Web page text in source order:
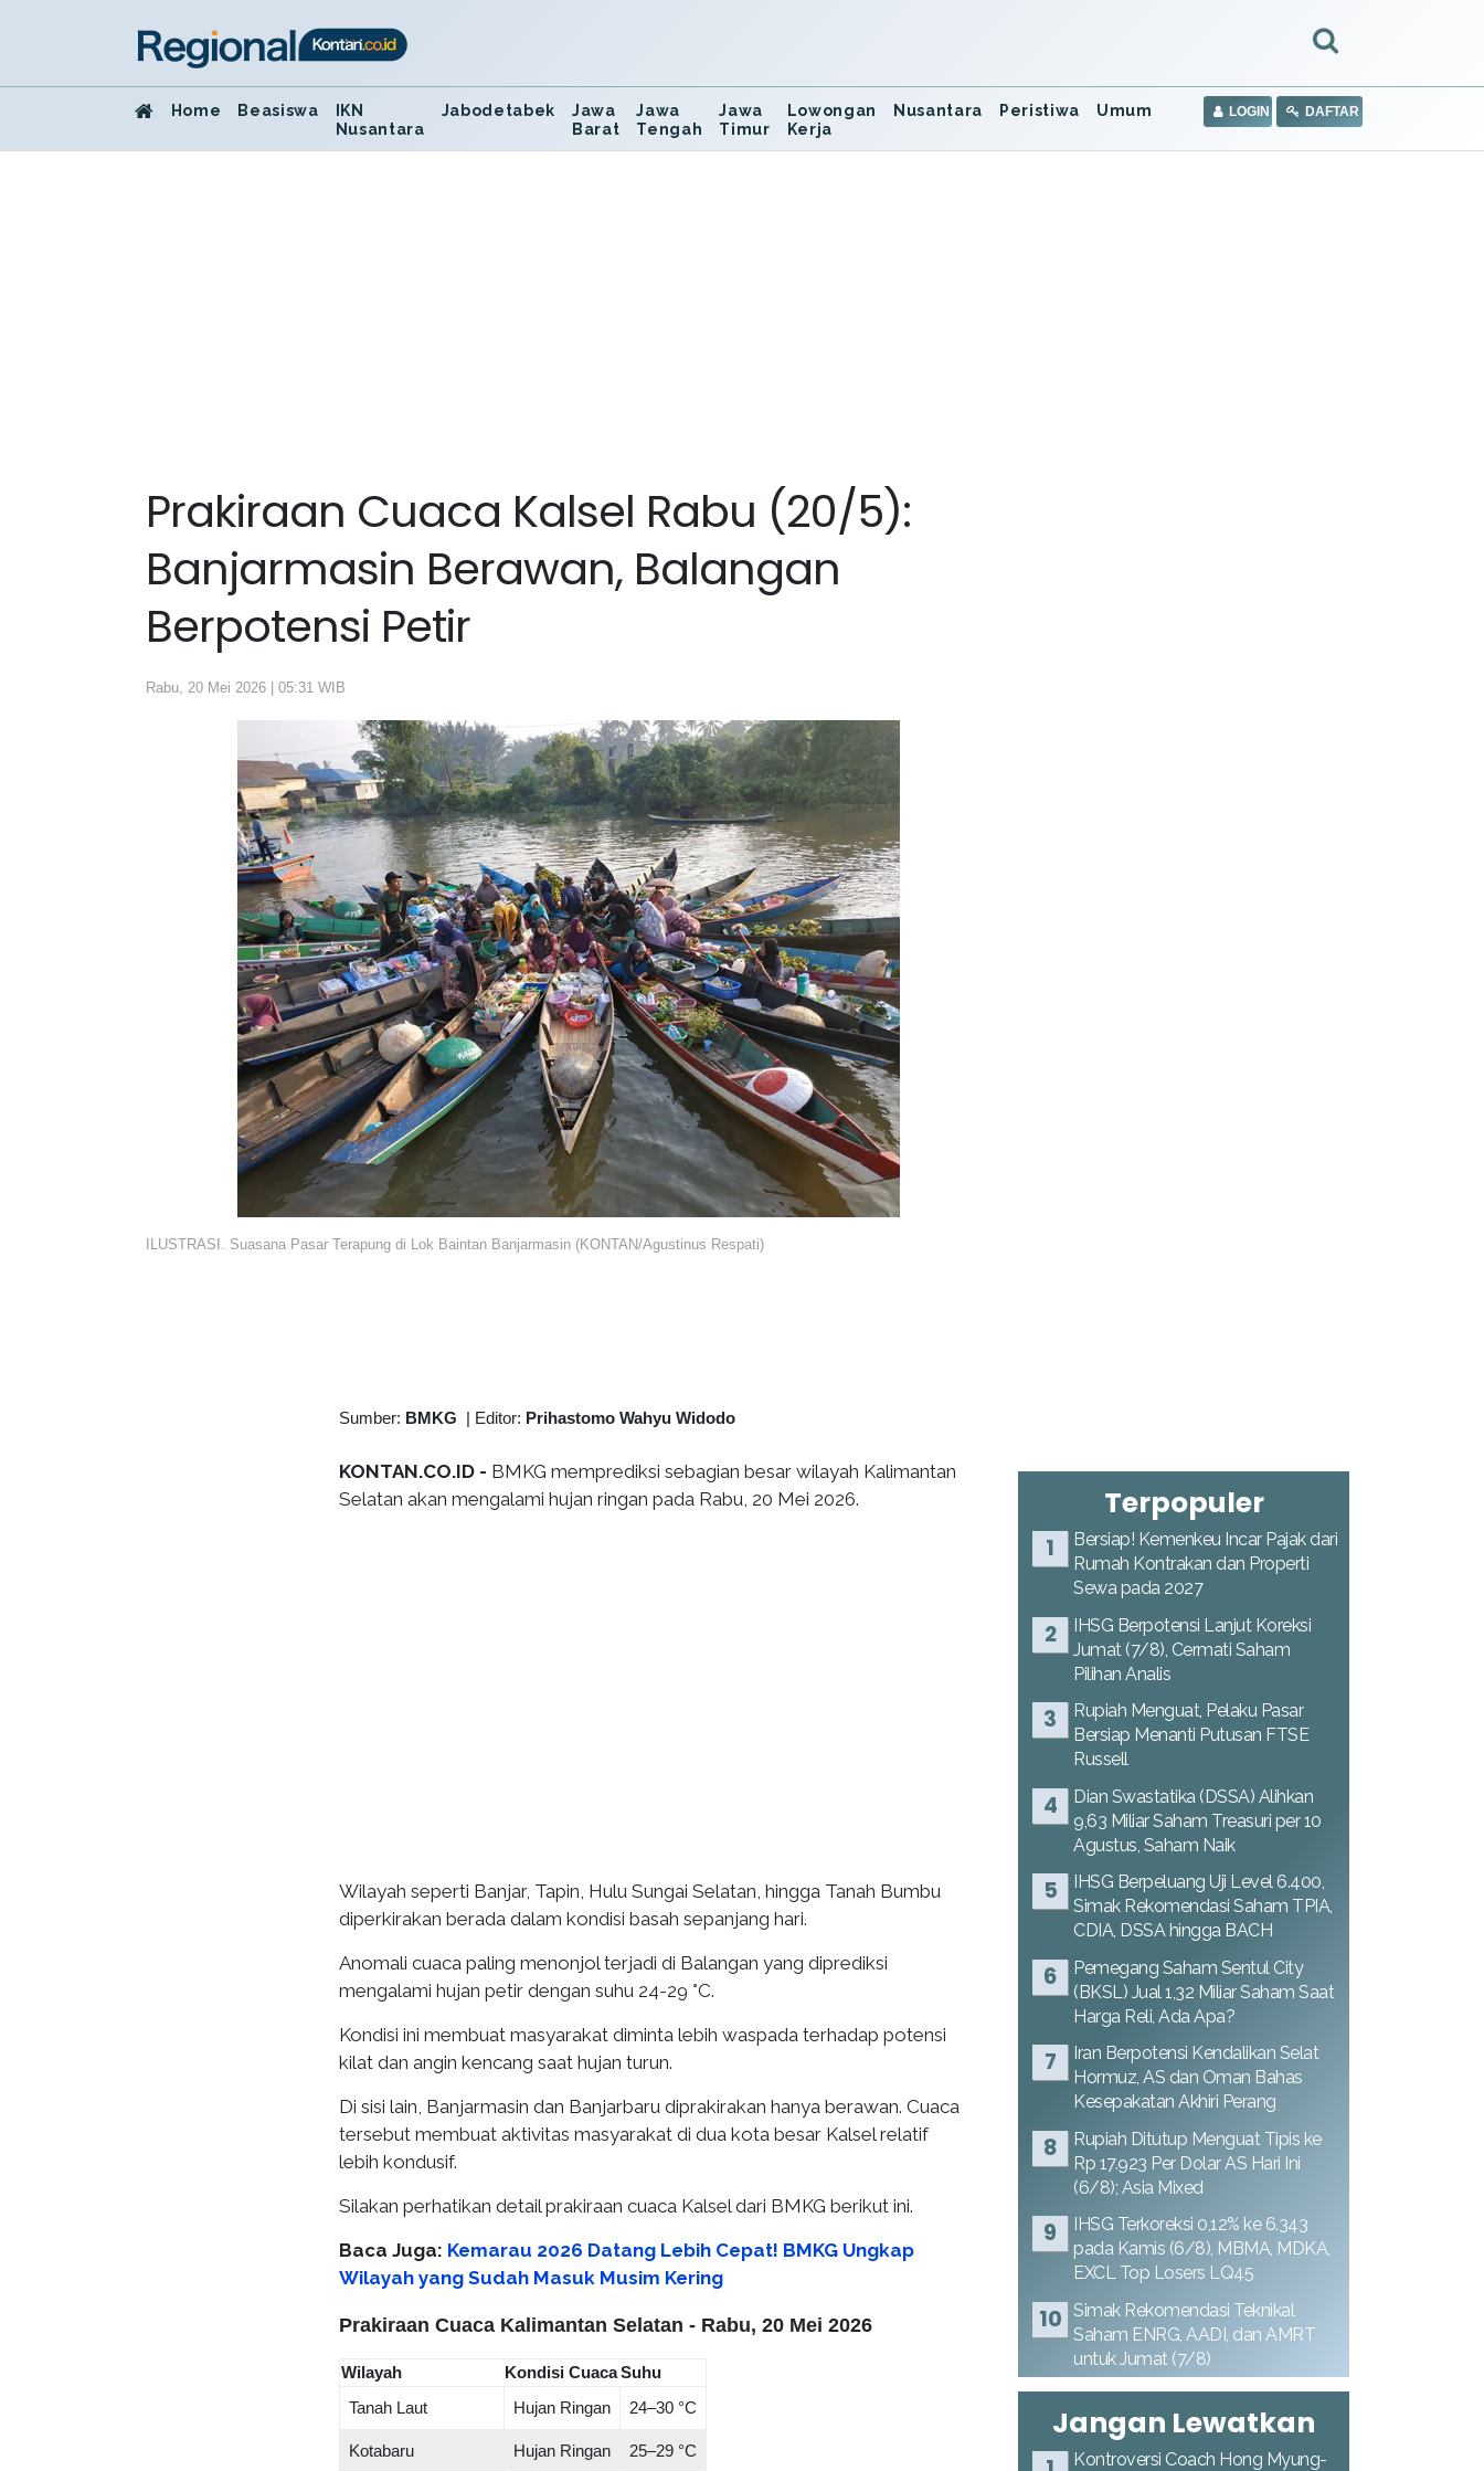
Home Beasiswa
IKN
Nusantara
Jabodetabek
Jawa
Barat
Jawa
Tengah
Jawa
Timur
Lowongan
Kerja
Nusantara Peristiwa Umum LOGIN DAFTAR
Prakiraan Cuaca Kalsel Rabu (20/5):
Banjarmasin Berawan, Balangan
Berpotensi Petir
Rabu, 20 Mei 2026 | 05:31 WIB
ILUSTRASI. Suasana Pasar Terapung di Lok Baintan Banjarmasin (KONTAN/Agustinus Respati)
Sumber: BMKG | Editor: Prihastomo Wahyu Widodo
KONTAN.CO.ID - BMKG memprediksi sebagian besar wilayah Kalimantan
Selatan akan mengalami hujan ringan pada Rabu, 20 Mei 2026.
Wilayah seperti Banjar, Tapin, Hulu Sungai Selatan, hingga Tanah Bumbu
diperkirakan berada dalam kondisi basah sepanjang hari.
Anomali cuaca paling menonjol terjadi di Balangan yang diprediksi
mengalami hujan petir dengan suhu 24-29 °C.
Kondisi ini membuat masyarakat diminta lebih waspada terhadap potensi
kilat dan angin kencang saat hujan turun.
Di sisi lain, Banjarmasin dan Banjarbaru diprakirakan hanya berawan. Cuaca
tersebut membuat aktivitas masyarakat di dua kota besar Kalsel relatif
lebih kondusif.
Silakan perhatikan detail prakiraan cuaca Kalsel dari BMKG berikut ini.
Baca Juga: Kemarau 2026 Datang Lebih Cepat! BMKG Ungkap
Wilayah yang Sudah Masuk Musim Kering
Prakiraan Cuaca Kalimantan Selatan - Rabu, 20 Mei 2026
Wilayah Kondisi CuacaSuhu
Tanah Laut
Hujan Ringan 24–30 °C
Kotabaru Hujan Ringan 25–29 °C
Terpopuler
Bersiap! Kemenkeu Incar Pajak dari
Rumah Kontrakan dan Properti
Sewa pada 2027
IHSG Berpotensi Lanjut Koreksi
Jumat (7/8), Cermati Saham
Pilihan Analis
Rupiah Menguat, Pelaku Pasar
Bersiap Menanti Putusan FTSE
Russell
Dian Swastatika (DSSA) Alihkan
9,63 Miliar Saham Treasuri per 10
Agustus, Saham Naik
IHSG Berpeluang Uji Level 6.400,
Simak Rekomendasi Saham TPIA,
CDIA, DSSA hingga BACH
Pemegang Saham Sentul City
(BKSL) Jual 1,32 Miliar Saham Saat
Harga Reli, Ada Apa?
Iran Berpotensi Kendalikan Selat
Hormuz, AS dan Oman Bahas
Kesepakatan Akhiri Perang
Rupiah Ditutup Menguat Tipis ke
Rp 17.923 Per Dolar AS Hari Ini
(6/8); Asia Mixed
IHSG Terkoreksi 0,12% ke 6.343
pada Kamis (6/8), MBMA, MDKA,
EXCL Top Losers LQ45
Simak Rekomendasi Teknikal
Saham ENRG, AADI, dan AMRT
untuk Jumat (7/8)
Jangan Lewatkan
Kontroversi Coach Hong Myung-